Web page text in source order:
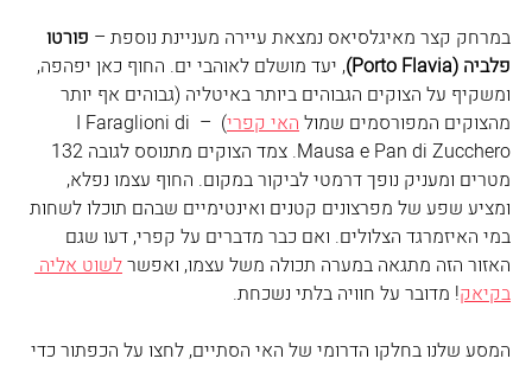
במרחק קצר מאיגלסיאס נמצאת עיירה מעניינת נוספת – פורטו
פלביה (Porto Flavia)
, יעד מושלם לאוהבי ים. החוף כאן יפהפה,
ומשקיף על הצוקים הגבוהים ביותר באיטליה (גבוהים אף יותר
מהצוקים המפורסמים שמול האי קפרי
)  – I Faraglioni di
מטרים ומעניק נופך דרמטי לביקור במקום. החוף עצמו נפלא,
ומציע שפע של מפרצונים קטנים ואינטימיים שבהם תוכלו לשחות
במי האיזמרגד הצלולים. ואם כבר מדברים על קפרי, דעו שגם
האזור הזה מתגאה במערה תכולה משל עצמו, ואפשר לשוט אליה
בקיאק! מדובר על חוויה בלתי נשכחת.
המסע שלנו בחלקו הדרומי של האי הסתיים, לחצו על הכפתור כדי